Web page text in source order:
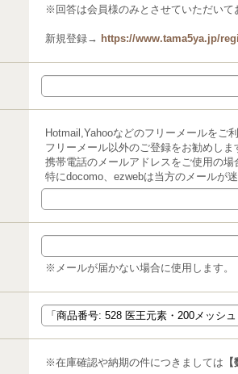
※回答は会員様のみとさせていただいて
新規登録→ https://www.tama5ya.jp/
Hotmail,Yahooなどのフリーメールをご
フリーメール以外のご登録をお勧めしま
携帯電話のメールアドレスをご使用の
特にdocomo、ezwebは当方のメールが
※メールが届かない場合に使用します。
※在庫確認や納期の件につきましては